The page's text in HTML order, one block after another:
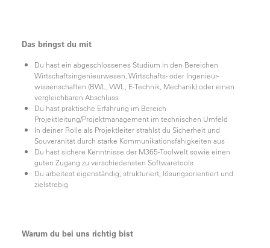
Das bringst du mit
Du hast ein abgeschlossenes Studium in den Bereichen
Wirtschaftsingenieurwesen, Wirtschafts- oder Ingenieur-
wissenschaften (BWL, VWL, E-Technik, Mechanik) oder einen
vergleichbaren Abschluss
Du hast praktische Erfahrung im Bereich
Projektleitung/Projektmanagement im technischen Umfeld
In deiner Rolle als Projektleiter strahlst du Sicherheit und
Souveränität durch starke Kommunikationsfähigkeiten aus
Du hast sichere Kenntnisse der M365-Toolwelt sowie einen
guten Zugang zu verschiedensten Softwaretools
Du arbeitest eigenständig, strukturiert, lösungsorientiert und
zielstrebig
Warum du bei uns richtig bist